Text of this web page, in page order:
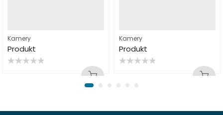
Kamery
Produkt
Kamery
Produkt